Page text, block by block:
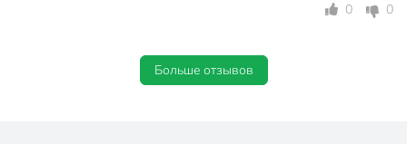
Область применения
0 0
Больше отзывов